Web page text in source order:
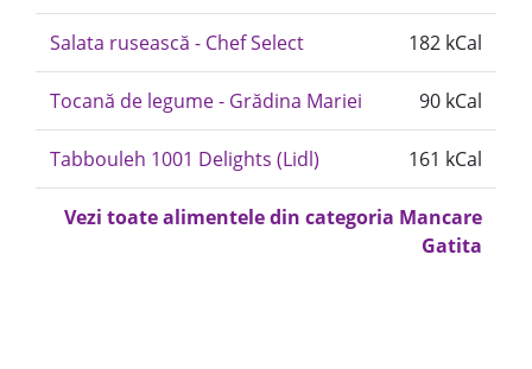
Salata rusească - Chef Select 182 kCal
Tocană de legume - Grădina Mariei 90 kCal
Tabbouleh 1001 Delights (Lidl) 161 kCal
Vezi toate alimentele din categoria Mancare
Gatita